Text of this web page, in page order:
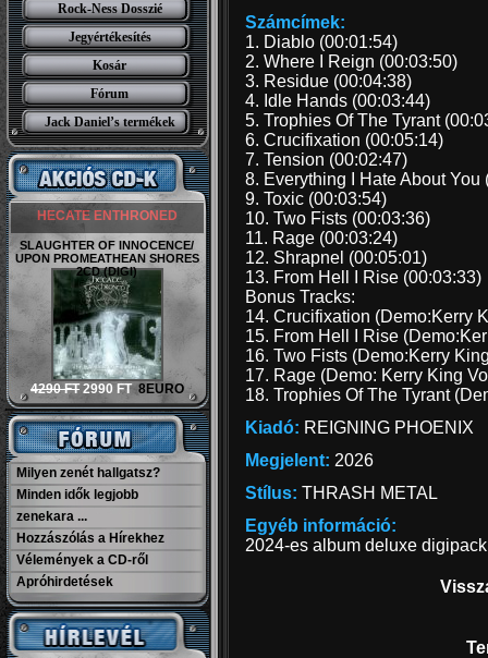
Rock-Ness Dosszié
Jegyértékesítés
Kosár
Fórum
Jack Daniel’s termékek
HECATE ENTHRONED
SLAUGHTER OF INNOCENCE/
UPON PROMEATHEAN SHORES
2CD (DIGI)
4290 FT 2990 FT 8EURO
Milyen zenét hallgatsz?
Minden idők legjobb
zenekara ...
Hozzászólás a Hírekhez
Vélemények a CD-ről
Apróhirdetések
Számcímek:
1. Diablo (00:01:54)
2. Where I Reign (00:03:50)
3. Residue (00:04:38)
4. Idle Hands (00:03:44)
5. Trophies Of The Tyrant
6. Crucifixation (00:05:14)
7. Tension (00:02:47)
8. Everything I Hate About You
9. Toxic (00:03:54)
10. Two Fists (00:03:36)
11. Rage (00:03:24)
12. Shrapnel (00:05:01)
13. From Hell I Rise (00:03:33)
Bonus Tracks:
14. Crucifixation (Demo:Kerry
15. From Hell I Rise
16. Two Fists (Demo:Kerry
17. Rage (Demo: Kerry King
18. Trophies Of The Tyrant
Kiadó: REIGNING PHOENIX
Megjelent: 2026
Stílus: THRASH METAL
Egyéb információ:
2024-es album deluxe